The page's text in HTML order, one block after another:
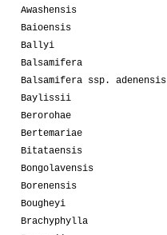
Awashensis
Baioensis
Ballyi
Balsamifera
Balsamifera ssp. adenensis
Baylissii
Berorohae
Bertemariae
Bitataensis
Bongolavensis
Borenensis
Bougheyi
Brachyphylla